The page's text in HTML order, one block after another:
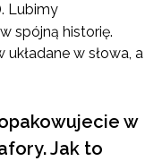
Lubimy
spójną historię.
w słowa, a
w
Jak to